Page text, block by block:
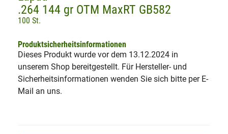
.264 144 gr OTM MaxRT GB582
100 St.
Produktsicherheitsinformationen
Dieses Produkt wurde vor dem 13.12.2024 in
unserem Shop bereitgestellt. Für Hersteller- und
Sicherheitsinformationen wenden Sie sich bitte per E-
Mail an uns.